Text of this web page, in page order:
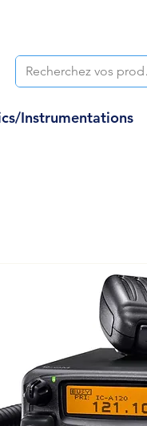
Instrumentations